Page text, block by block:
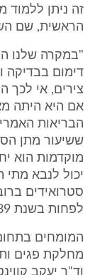
זה ניתן
הראשית, שם
"במקרה שלנו
דימום בבדיקה
צירים, אי לכך
אם היא היתה
ששיעור מתן
מוקדמות הוא
יכול לנבא מתי
סטרואידים
לפחות בשנת 1989." (עמ' 51 ש' 2-8 לפרוט’).
המומחים
מחלקת פגים
וד"ר יעקב